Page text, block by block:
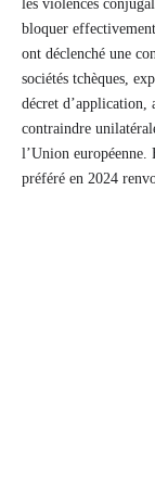
les violences
bloquer
ont déclenché une
sociétés tchèques,
décret d’application,
contraindre
l’Union européenne.
préféré en 2024